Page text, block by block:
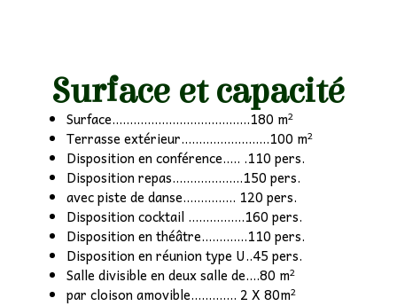
Surface et capacité
Surface.......................................180 m²
Terrasse extérieur.........................100 m²
Disposition en conférence..... .110 pers.
Disposition repas....................150 pers.
avec piste de danse............... 120 pers.
Disposition cocktail ................160 pers.
Disposition en théâtre.............110 pers.
Disposition en réunion type U..45 pers.
Salle divisible en deux salle de....80 m²
par cloison amovible............. 2 X 80m²